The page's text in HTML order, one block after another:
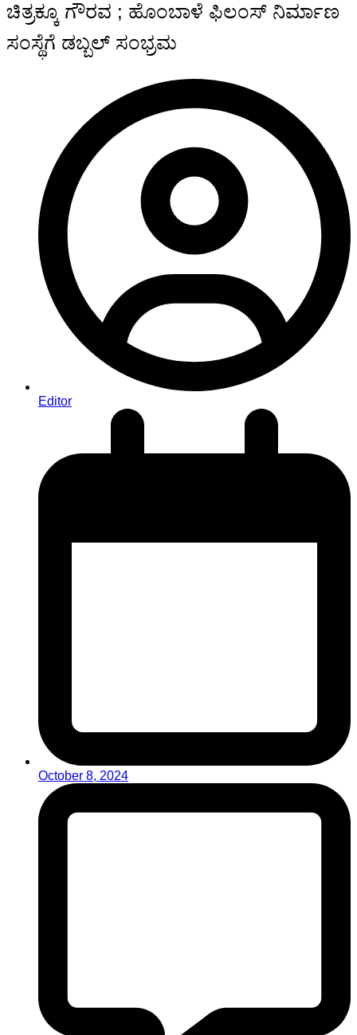
ಚಿತ್ರಕ್ಕೂ ಗೌರವ ; ಹೊಂಬಾಳೆ ಫಿಲಂಸ್ ನಿರ್ಮಾಣ
ಸಂಸ್ಥೆಗೆ ಡಬ್ಬಲ್ ಸಂಭ್ರಮ
Editor
October 8, 2024